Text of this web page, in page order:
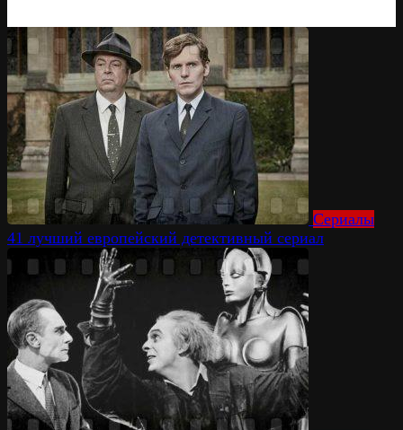
Сериалы
41 лучший европейский детективный сериал